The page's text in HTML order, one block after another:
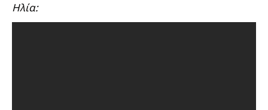
Ηλία: